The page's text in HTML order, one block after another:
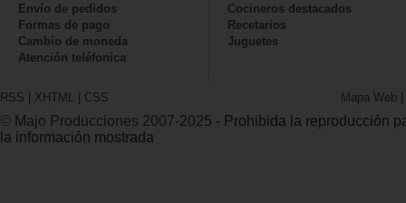
Envío de pedidos
Formas de pago
Cambio de moneda
Atención teléfonica
Cocineros destacados
Recetarios
Juguetes
RSS | XHTML | CSS Mapa Web |
© Majo Producciones 2007-2025 - Prohibida la reproducción
la información mostrada